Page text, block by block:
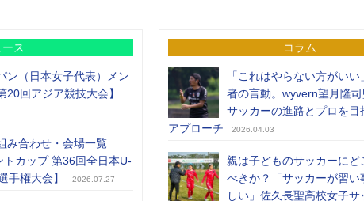
ス
ン（日本女子代表）メン
20回アジア競技大会】
み合わせ・会場一覧
トカップ 第36回全日本U-
手権大会】
2026.07.27
コラム
「これはやらない方がい
者の言動。wyvern望月隆司
サッカーの進路とプロを目
アプローチ
2026.04.03
親は子どものサッカーにど
べきか？「サッカーが習い
しい」佐久長聖高校女子サ